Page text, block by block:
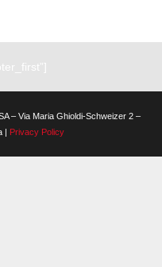
– Via Maria Ghioldi-Schweizer 2 –
| Privacy Policy